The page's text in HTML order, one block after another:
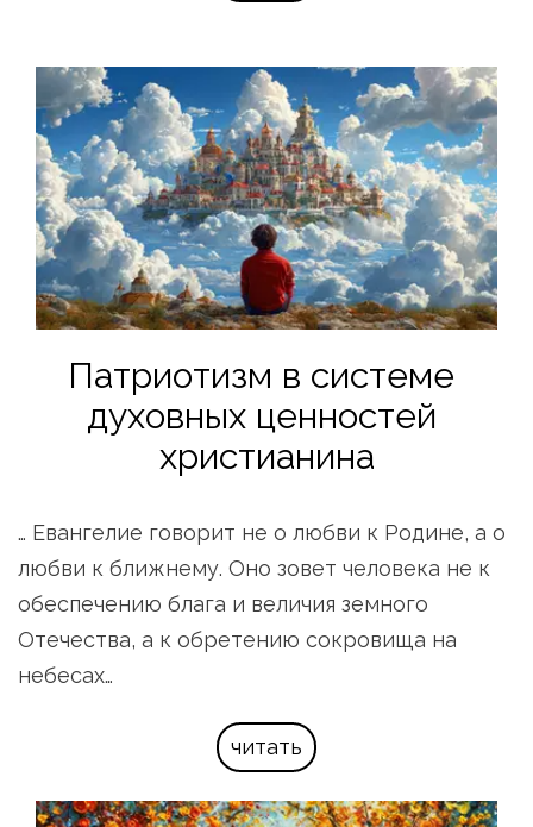
Патриотизм в системе
духовных ценностей
христианина
… Евангелие говорит не о любви к Родине, а о
любви к ближнему. Оно зовет человека не к
обеспечению блага и величия земного
Отечества, а к обретению сокровища на
небесах…
читать